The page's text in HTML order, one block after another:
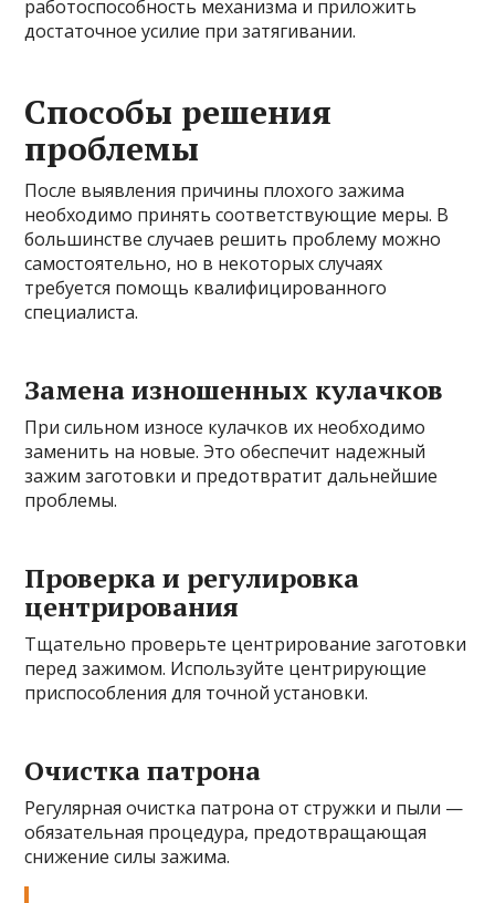
работоспособность механизма и приложить
достаточное усилие при затягивании.
Способы решения
проблемы
После выявления причины плохого зажима
необходимо принять соответствующие меры. В
большинстве случаев решить проблему можно
самостоятельно, но в некоторых случаях
требуется помощь квалифицированного
специалиста.
Замена изношенных кулачков
При сильном износе кулачков их необходимо
заменить на новые. Это обеспечит надежный
зажим заготовки и предотвратит дальнейшие
проблемы.
Проверка и регулировка
центрирования
Тщательно проверьте центрирование заготовки
перед зажимом. Используйте центрирующие
приспособления для точной установки.
Очистка патрона
Регулярная очистка патрона от стружки и пыли —
обязательная процедура, предотвращающая
снижение силы зажима.